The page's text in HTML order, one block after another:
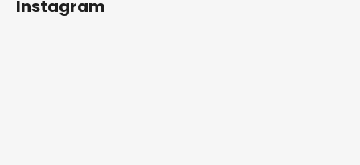
Instagram